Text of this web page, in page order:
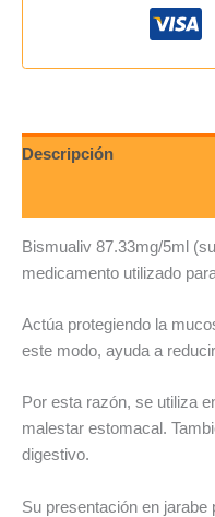
Descripción
Bismualiv 87.33mg/5ml
medicamento utilizado
Actúa protegiendo la
este modo, ayuda a
Por esta razón, se utiliza
malestar estomacal.
digestivo.
Su presentación en